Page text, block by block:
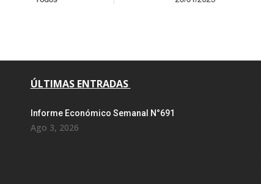
ÚLTIMAS ENTRADAS
Informe Económico Semanal N°691
Ago 3, 2026